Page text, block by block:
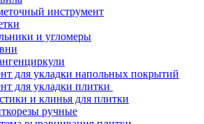
инструмент
и угломеры
для укладки напольных покрытий
для укладки плитки
и клинья для плитки
ручные